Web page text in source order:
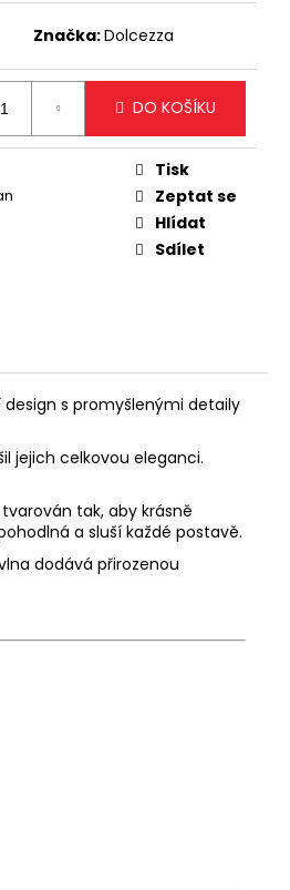
Značka:Dolcezza
DO KOŠÍKU
Tisk
Zeptat se
Hlídat
Sdílet
design s promyšlenými detaily
jejich celkovou eleganci.
tak, aby krásně
a sluší každé postavě.
dodává přirozenou